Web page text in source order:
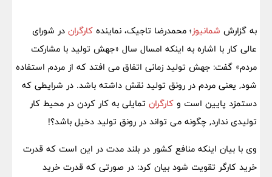
به گزارش شمانیوز؛ محمدرضا تاجیک، نماینده کارگران در شورای
عالی کار با اشاره به اینکه امسال سال «جهش تولید با مشارکت
مردم» گفت: جهش تولید زمانی اتفاق می افتد که از مردم استفاده
شود, یعنی مردم در رونق تولید نقش داشته باشد. در شرایطی که
دستمزد پایین است و کارگران تمایلی به کار کردن در محیط کار
تولیدی ندارد, چگونه می تواند در رونق تولید دخیل باشد؟!
وی با بیان اینکه منافع کشور در بلند مدت در این است که قدرت
خرید کارگر تقویت شود بیان کرد: در صورتی که قدرت خرید